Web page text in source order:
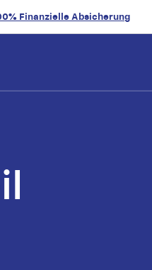
Finanzielle Absicherung